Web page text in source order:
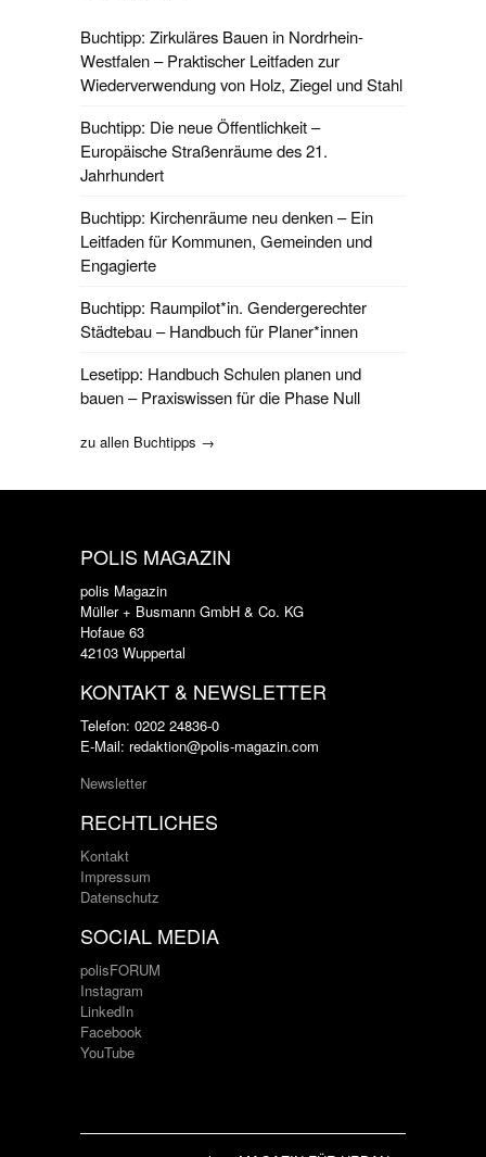
Buchtipp: Zirkuläres Bauen in Nordrhein-
Westfalen – Praktischer Leitfaden zur
Wiederverwendung von Holz, Ziegel und Stahl
Buchtipp: Die neue Öffentlichkeit –
Europäische Straßenräume des 21.
Jahrhundert
Buchtipp: Kirchenräume neu denken – Ein
Leitfaden für Kommunen, Gemeinden und
Engagierte
Buchtipp: Raumpilot*in. Gendergerechter
Städtebau – Handbuch für Planer*innen
Lesetipp: Handbuch Schulen planen und
bauen – Praxiswissen für die Phase Null
zu allen Buchtipps →
POLIS MAGAZIN
polis Magazin
Müller + Busmann GmbH & Co. KG
Hofaue 63
42103 Wuppertal
KONTAKT & NEWSLETTER
Telefon: 0202 24836-0
E-Mail: redaktion@polis-magazin.com
Newsletter
RECHTLICHES
Kontakt
Impressum
Datenschutz
SOCIAL MEDIA
polisFORUM
Instagram
LinkedIn
Facebook
YouTube